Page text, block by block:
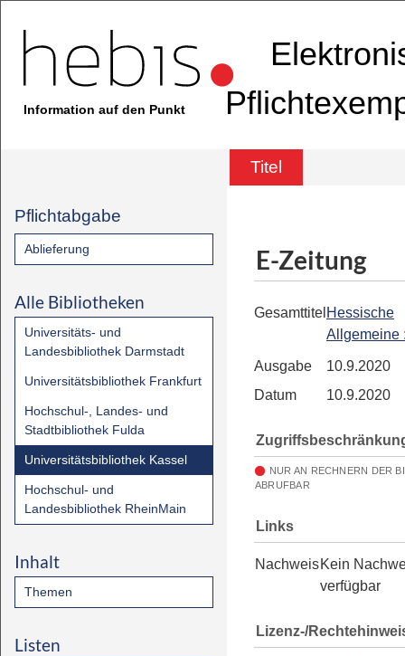
Information auf den Punkt
Titel
Pflichtabgabe
Ablieferung
Alle Bibliotheken
Universitäts- und
Landesbibliothek Darmstadt
Universitätsbibliothek Frankfurt
Hochschul-, Landes- und
Stadtbibliothek Fulda
Universitätsbibliothek Kassel
Hochschul- und
Landesbibliothek RheinMain
Inhalt
Themen
Listen
E-Zeitung
Gesamttitel Hessische
Allgemeine
Ausgabe
10.9.2020
Datum
10.9.2020
NUR AN RECHNERN DER
ABRUFBAR
Links
NachweisKein
verfügbar
Lizenz-/